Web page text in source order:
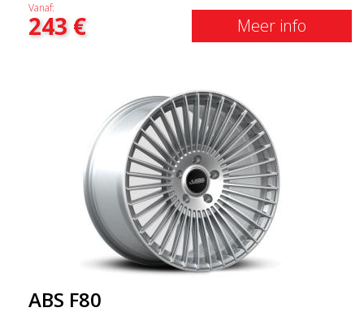
Vanaf:
243€ Meer info
ABS F80